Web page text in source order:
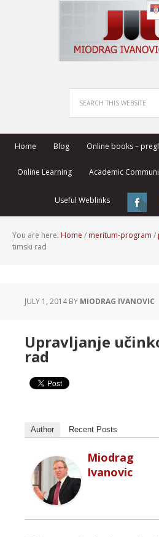
Home Blog Online books –
Online Learning Academic
Useful Weblinks
You are here: Home / meritum-program /
timski rad
JULY 1, 2014BY MIODRAG IVANOVIC
Upravljanje
rad
Author Recent Posts
Miodrag
Ivanovic